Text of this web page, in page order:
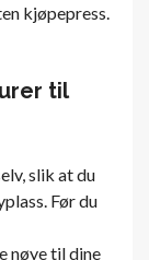
kjøpepress.
til
slik at du
Før du
nøye til dine